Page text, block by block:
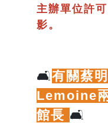
主辦單位許
影。
🛋️有關蔡
Lemoine
館長 🛋️